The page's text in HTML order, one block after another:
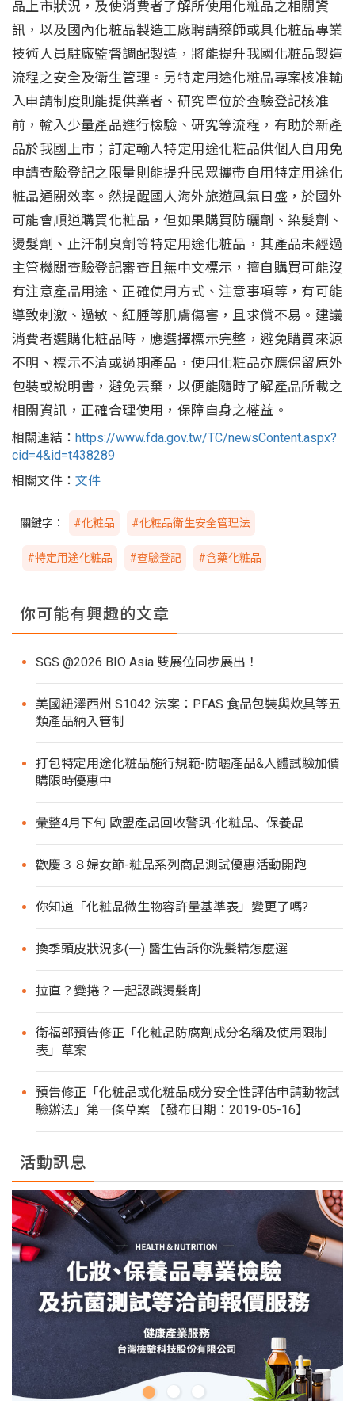
品上市狀況，及使消費者了解所使用化粧品之相關資
訊，以及國內化粧品製造工廠聘請藥師或具化粧品專業
技術人員駐廠監督調配製造，將能提升我國化粧品製造
流程之安全及衛生管理。另特定用途化粧品專案核准輸
入申請制度則能提供業者、研究單位於查驗登記核准
前，輸入少量產品進行檢驗、研究等流程，有助於新產
品於我國上市；訂定輸入特定用途化粧品供個人自用免
申請查驗登記之限量則能提升民眾攜帶自用特定用途化
粧品通關效率。然提醒國人海外旅遊風氣日盛，於國外
可能會順道購買化粧品，但如果購買防曬劑、染髮劑、
燙髮劑、止汗制臭劑等特定用途化粧品，其產品未經過
主管機關查驗登記審查且無中文標示，擅自購買可能沒
有注意產品用途、正確使用方式、注意事項等，有可能
導致刺激、過敏、紅腫等肌膚傷害，且求償不易。建議
消費者選購化粧品時，應選擇標示完整，避免購買來源
不明、標示不清或過期產品，使用化粧品亦應保留原外
包裝或說明書，避免丟棄，以便能隨時了解產品所載之
相關資訊，正確合理使用，保障自身之權益。
相關連結： https://www.fda.gov.tw/TC/newsContent.aspx?
cid=4&id=t438289
相關文件： 文件
關鍵字： #化粧品 #化粧品衛生安全管理法
#特定用途化粧品 #查驗登記 #含藥化粧品
你可能有興趣的文章
SGS @2026 BIO Asia 雙展位同步展出！
美國紐澤西州 S1042 法案：PFAS 食品包裝與炊具等五
類產品納入管制
打包特定用途化粧品施行規範-防曬產品&人體試驗加價
購限時優惠中
彙整4月下旬 歐盟產品回收警訊-化粧品、保養品
歡慶３８婦女節-粧品系列商品測試優惠活動開跑
你知道「化粧品微生物容許量基準表」變更了嗎?
換季頭皮狀況多(一) 醫生告訴你洗髮精怎麼選
拉直？變捲？一起認識燙髮劑
衛福部預告修正「化粧品防腐劑成分名稱及使用限制
表」草案
預告修正「化粧品或化粧品成分安全性評估申請動物試
驗辦法」第一條草案 【發布日期：2019-05-16】
活動訊息